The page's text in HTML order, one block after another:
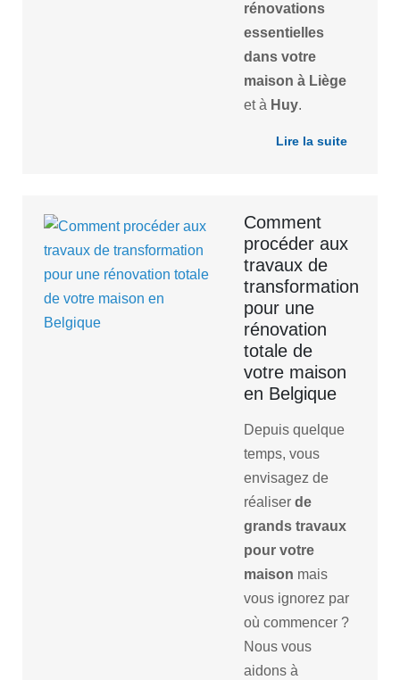
rénovations
essentielles
dans votre
maison à Liège
et à Huy.
Lire la suite
Comment
procéder aux
travaux de
transformation
pour une
rénovation
totale de
votre maison
en Belgique
Depuis quelque
temps, vous
envisagez de
réaliser de
grands travaux
pour votre
maison mais
vous ignorez par
où commencer ?
Nous vous
aidons à